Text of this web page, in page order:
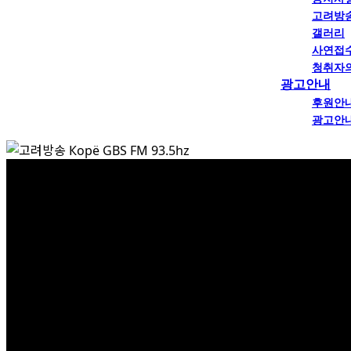
고려방
갤러리
사연접
청취자
광고안내
후원안
광고안